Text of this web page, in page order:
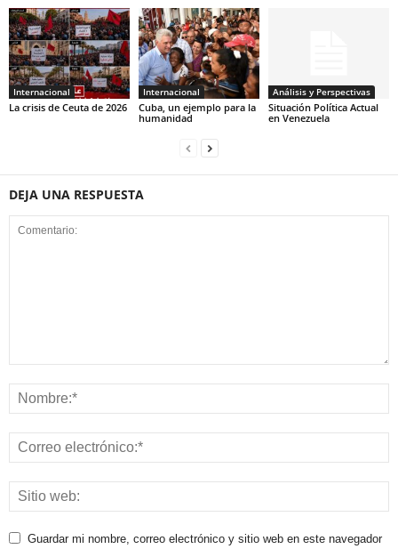
Internacional
La crisis de Ceuta de 2026
Internacional
Cuba, un ejemplo para la
humanidad
Análisis y Perspectivas
Situación Política Actual
en Venezuela
DEJA UNA RESPUESTA
Guardar mi nombre, correo electrónico y sitio web en este navegador